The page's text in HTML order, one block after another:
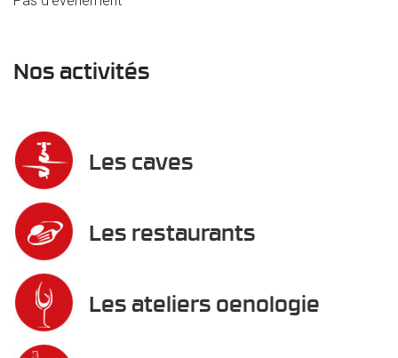
Nos activités
Les caves
Les restaurants
Les ateliers oenologie